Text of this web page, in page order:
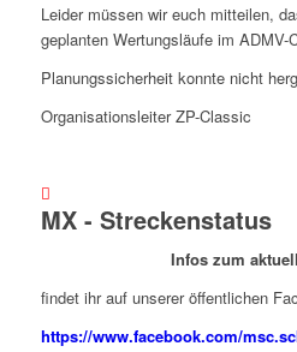
Leider müssen wir euch mitteilen,
geplanten Wertungsläufe im
Planungssicherheit konnte nicht
Organisationsleiter ZP-Classic
MX - Streckenstatus
Infos zum
findet ihr auf unserer öffentlichen
https://www.facebook.com/